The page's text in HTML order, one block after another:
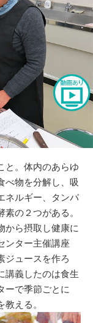
と。体内のあらゆ
べ物を分解し、吸
ネルギー、タンパ
の２つがある。
から摂取し健康に
ンター主催講座
ュースを作ろ
講義したのは食生
ーで季節ごとに
える。